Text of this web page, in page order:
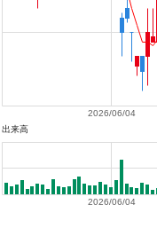
2026/06/04
出来高
2026/06/04